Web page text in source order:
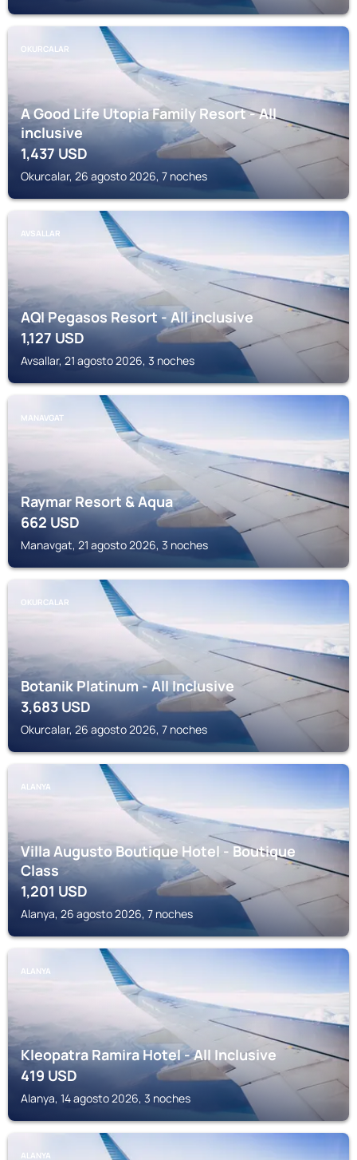
OKURCALAR
A Good Life Utopia Family Resort - All
inclusive
1,437USD
Okurcalar, 26 agosto 2026, 7 noches
AVSALLAR
AQI Pegasos Resort - All inclusive
1,127USD
Avsallar, 21 agosto 2026, 3 noches
MANAVGAT
Raymar Resort & Aqua
662USD
Manavgat, 21 agosto 2026, 3 noches
OKURCALAR
Botanik Platinum - All Inclusive
3,683USD
Okurcalar, 26 agosto 2026, 7 noches
ALANYA
Villa Augusto Boutique Hotel - Boutique
Class
1,201USD
Alanya, 26 agosto 2026, 7 noches
ALANYA
Kleopatra Ramira Hotel - All Inclusive
419USD
Alanya, 14 agosto 2026, 3 noches
ALANYA